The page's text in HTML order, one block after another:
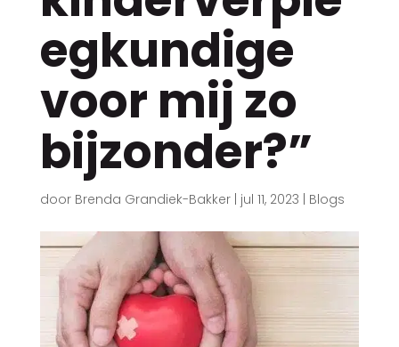
egkundige
voor mij zo
bijzonder?”
door Brenda Grandiek-Bakker| jul 11, 2023 Blogs